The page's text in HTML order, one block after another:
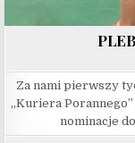
Za nami pierwszy
„Kuriera
nominacje